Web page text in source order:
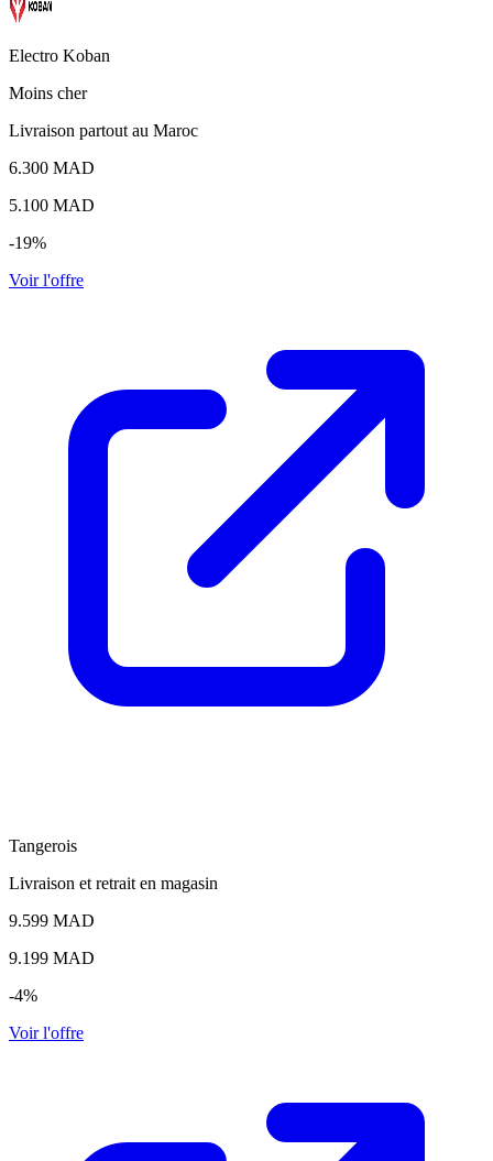
Electro Koban
Moins cher
Livraison partout au Maroc
6.300 MAD
5.100 MAD
-19%
Voir l'offre
Tangerois
Livraison et retrait en magasin
9.599 MAD
9.199 MAD
-4%
Voir l'offre